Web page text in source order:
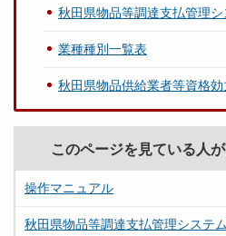
秋田県物品等調達支払管理
業種種別一覧表
秋田県物品供給業者等資格
このページを見ている人
操作マニュアル
秋田県物品等調達支払管理システ